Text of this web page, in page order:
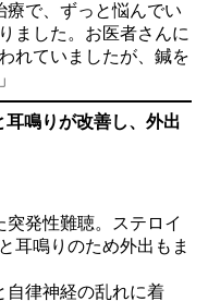
療で、ずっと悩んでい
ました。お医者さんに
れていましたが、鍼を
耳鳴りが改善し、外出
突発性難聴。ステロイ
耳鳴りのため外出もま
自律神経の乱れに着